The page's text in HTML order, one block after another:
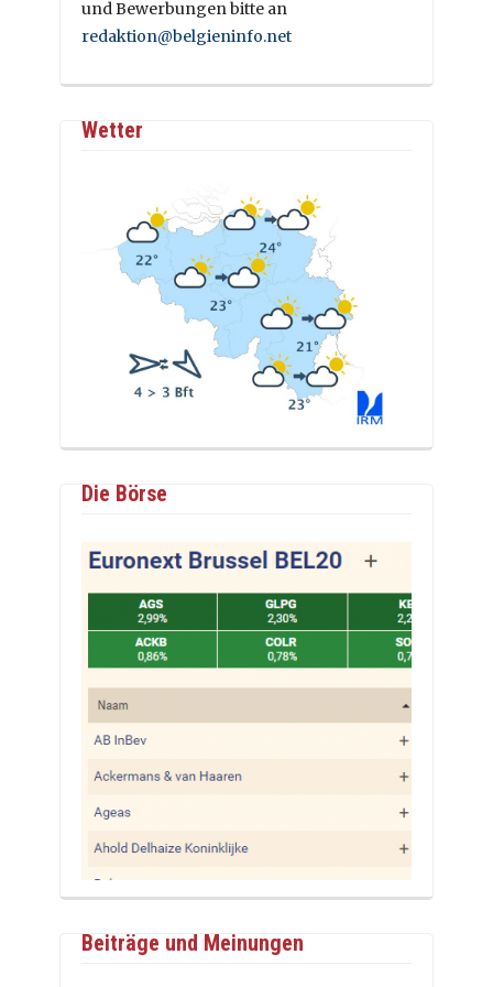
und Bewerbungen bitte an
redaktion@belgieninfo.net
Wetter
Die Börse
Beiträge und Meinungen